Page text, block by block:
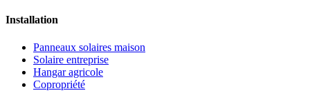
Installation
Panneaux solaires maison
Solaire entreprise
Hangar agricole
Copropriété